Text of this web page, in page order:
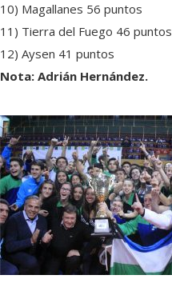
10) Magallanes 56 puntos
11) Tierra del Fuego 46 puntos
12) Aysen 41 puntos
Nota: Adrián Hernández.